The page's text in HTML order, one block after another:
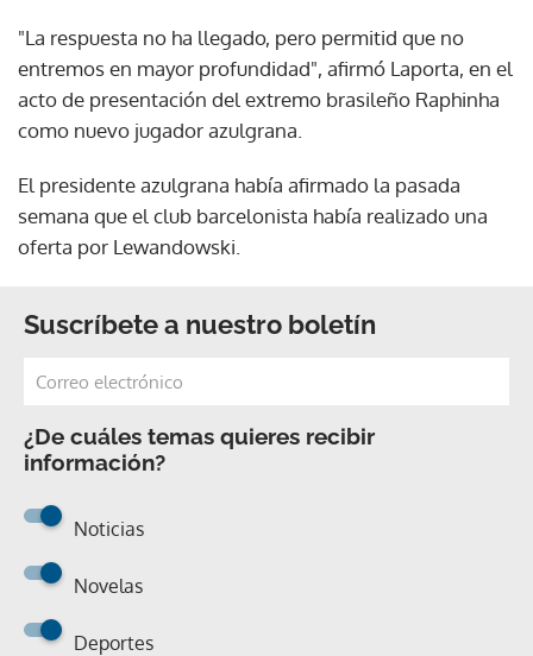
"La respuesta no ha llegado, pero permitid que no
entremos en mayor profundidad", afirmó Laporta, en el
acto de presentación del extremo brasileño Raphinha
como nuevo jugador azulgrana.
El presidente azulgrana había afirmado la pasada
semana que el club barcelonista había realizado una
oferta por Lewandowski.
Suscríbete a nuestro boletín
¿De cuáles temas quieres recibir
información?
Noticias
Novelas
Deportes